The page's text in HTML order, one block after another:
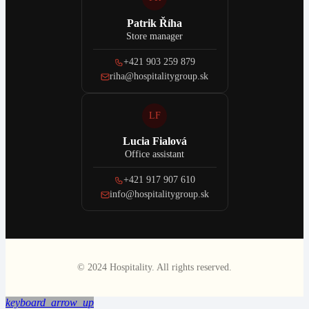
Patrik Říha
Store manager
+421 903 259 879
riha@hospitalitygroup.sk
LF
Lucia Fialová
Office assistant
+421 917 907 610
info@hospitalitygroup.sk
© 2024 Hospitality. All rights reserved.
keyboard_arrow_up